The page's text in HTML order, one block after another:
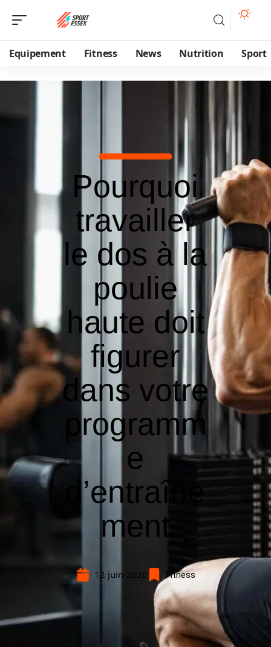
Equipement Fitness News Nutrition Sport
Pourquoi
travailler
le dos à la
poulie
haute doit
figurer
dans votre
programm
e
d’entraîne
ment
12 juin 2026 Fitness